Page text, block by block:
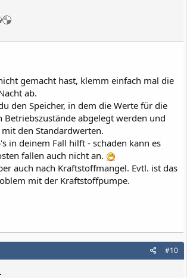
gemacht hast, klemm einfach mal die
ab.
den Speicher, in dem die Werte für die
Betriebszustände abgelegt werden und
den Standardwerten.
in deinem Fall hilft - schaden kann es
fallen auch nicht an.
auch nach Kraftstoffmangel. Evtl. ist das
mit der Kraftstoffpumpe.
#10